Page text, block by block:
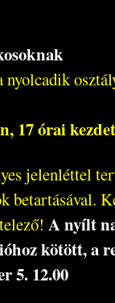
17 órai
jelenléttel
betartásával.
A nyílt
kötött, a
5. 12.00